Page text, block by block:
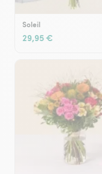
Soleil
29,95 €